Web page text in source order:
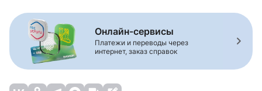
Онлайн-сервисы
Платежи и переводы через
интернет, заказ справок